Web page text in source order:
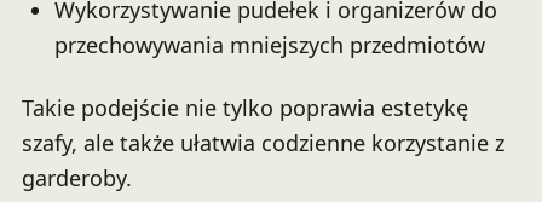
Wykorzystywanie pudełek i organizerów do
przechowywania mniejszych przedmiotów
Takie podejście nie tylko poprawia estetykę
szafy, ale także ułatwia codzienne korzystanie z
garderoby.